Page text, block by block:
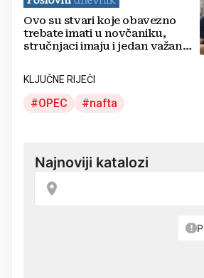
Ovo su stvari koje obavezno
trebate imati u novčaniku,
stručnjaci imaju i jedan važan
KLJUČNE RIJEČI
OPEC nafta